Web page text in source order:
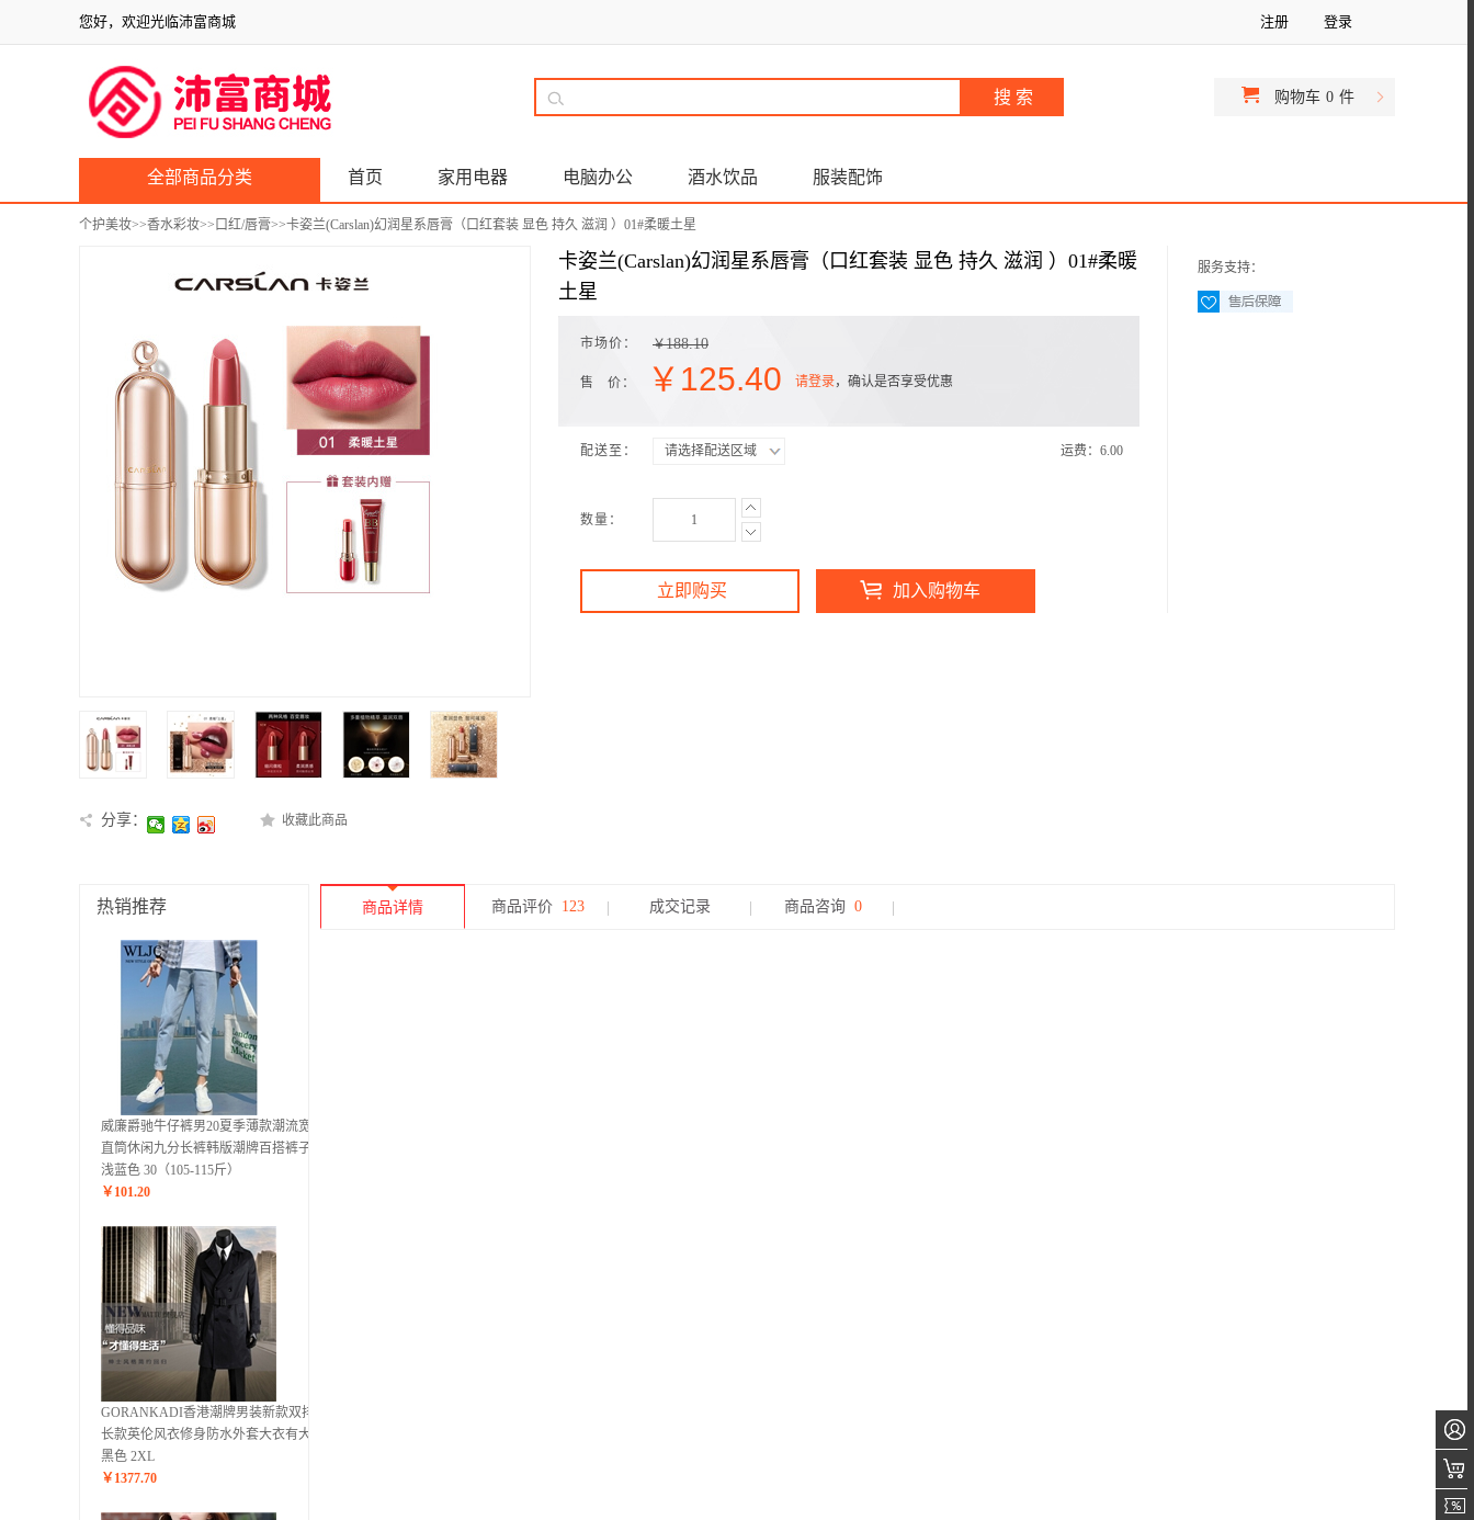
您好，欢迎光临沛富商城 注册 登录
购物车 0 件
全部商品分类 首页 家用电器 电脑办公 酒水饮品 服装配饰
个护美妆>>香水彩妆>> 口红/唇膏>>卡姿兰(Carslan)幻润星系唇膏（口红套装 显色 持久 滋润 ）01#柔暖土星
分享： 收藏此商品
卡姿兰(Carslan)幻润星系唇膏（口红套装 显色 持久 滋润 ）01#柔暖
土星
市场价： ￥188.10
售 价： ￥ 125.40 请登录，确认是否享受优惠
配送至： 请选择配送区域 运费： 6.00
数量：
立即购买 加入购物车
服务支持：
热销推荐
威廉爵驰牛仔裤男20夏季薄款潮流宽松
直筒休闲九分长裤韩版潮牌百搭裤子男
浅蓝色 30（105-115斤）
￥ 101.20
GORANKADI香港潮牌男装新款双排扣
长款英伦风衣修身防水外套大衣有大码
黑色 2XL
￥ 1377.70
商品详情 商品评价 123 成交记录 商品咨询 0